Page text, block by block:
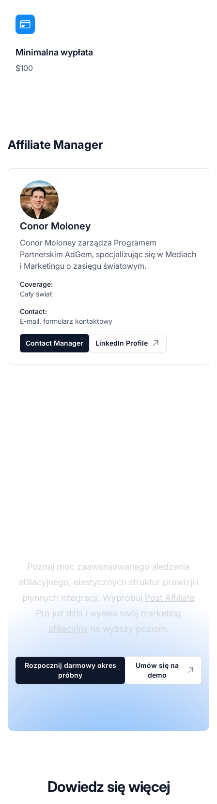
Minimalna wypłata
$100
Affiliate Manager
Conor Moloney
Conor Moloney zarządza Programem
Partnerskim AdGem, specjalizując się w Mediach
i Marketingu o zasięgu światowym.
Coverage:
Cały świat
Contact:
E-mail, formularz kontaktowy
Contact Manager LinkedIn Profile
Poznaj moc zaawansowanego śledzenia
afiliacyjnego, elastycznych struktur prowizji i
płynnych integracji. Wypróbuj Post Affiliate
Pro już dziś i wynieś swój marketing
afiliacyjny na wyższy poziom.
Rozpocznij darmowy okres
próbny
Umów się na
demo
Dowiedz się więcej